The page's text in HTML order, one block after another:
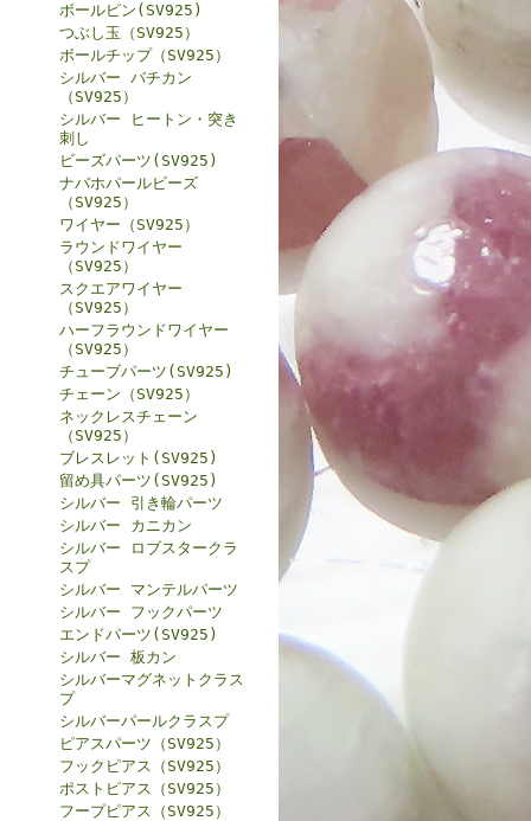
ボールピン(SV925)
つぶし玉（SV925）
ボールチップ（SV925）
シルバー バチカン
（SV925）
シルバー ヒートン・突き
刺し
ビーズパーツ(SV925)
ナバホパールビーズ
（SV925）
ワイヤー（SV925）
ラウンドワイヤー
（SV925）
スクエアワイヤー
（SV925）
ハーフラウンドワイヤー
（SV925）
チューブパーツ(SV925)
チェーン（SV925）
ネックレスチェーン
（SV925）
ブレスレット(SV925)
留め具パーツ(SV925)
シルバー 引き輪パーツ
シルバー カニカン
シルバー ロブスタークラ
スプ
シルバー マンテルパーツ
シルバー フックパーツ
エンドパーツ(SV925)
シルバー 板カン
シルバーマグネットクラス
プ
シルバーパールクラスプ
ピアスパーツ（SV925）
フックピアス（SV925）
ポストピアス（SV925）
フープピアス（SV925）